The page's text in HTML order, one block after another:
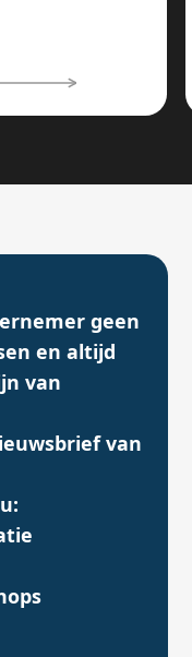
geen
en altijd
van
van